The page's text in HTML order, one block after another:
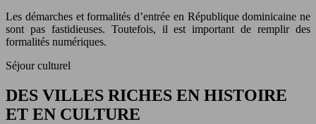
Les démarches et formalités d’entrée en République dominicaine ne
sont pas fastidieuses. Toutefois, il est important de remplir des
formalités numériques.
Séjour culturel
DES VILLES RICHES EN HISTOIRE
ET EN CULTURE